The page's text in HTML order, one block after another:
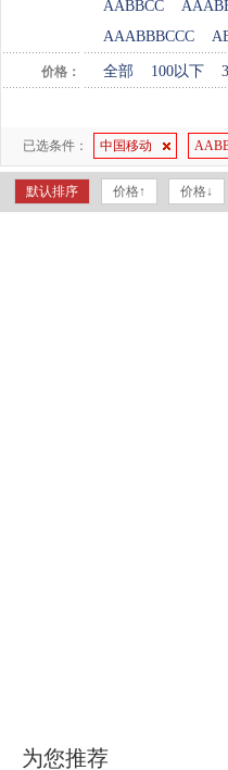
AABBCC
AAABBBCCC
价格： 全部 100以下
已选条件： 中国移动
默认排序 价格↑ 价格↓
为您推荐